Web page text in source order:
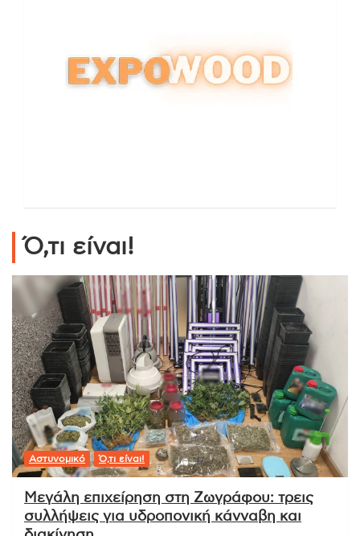
Ό,τι είναι!
Αστυνομικό Ό,τι είναι!
Μεγάλη επιχείρηση στη Ζωγράφου: τρεις
συλλήψεις για υδροπονική κάνναβη και